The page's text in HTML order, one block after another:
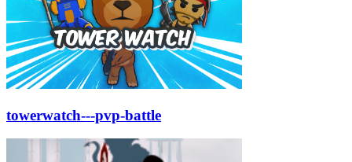
towerwatch---pvp-battle